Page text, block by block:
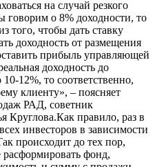
на случай резкого
говорим о 8% доходности, то
того, чтобы дать ставку
доходность от размещения
прибыль управляющей
доходность до
12%, то соответственно,
клиенту», – поясняет
РАД, советник
Круглова.Как правило, раз в
инвесторов в зависимости
происходит до тех пор,
фонд,